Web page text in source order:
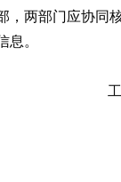
，两部门应协同
息。